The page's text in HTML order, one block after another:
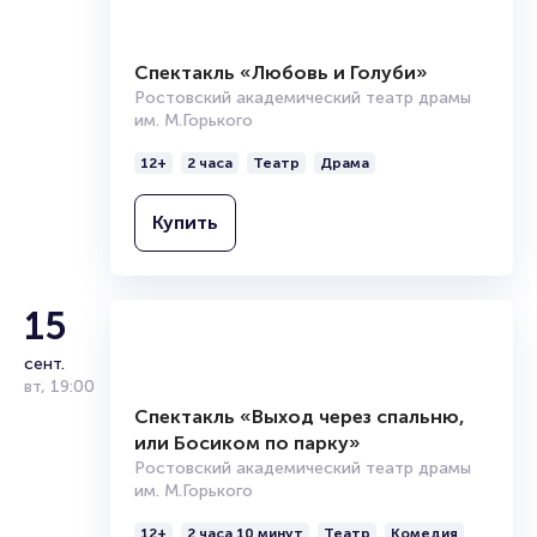
Спектакль «Любовь и Голуби»
Ростовский академический театр драмы
им. М.Горького
12+ 2 часа Театр Драма
Купить
15
сент.
вт, 19:00
Спектакль «Выход через спальню,
или Босиком по парку»
Ростовский академический театр драмы